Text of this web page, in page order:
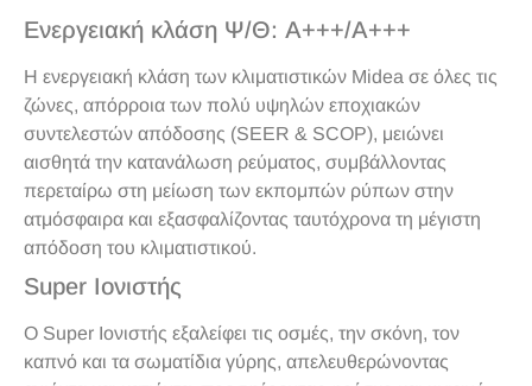
Ενεργειακή κλάση Ψ/Θ: Α+++/Α+++
Η ενεργειακή κλάση των κλιματιστικών Midea σε όλες τις
ζώνες, απόρροια των πολύ υψηλών εποχιακών
συντελεστών απόδοσης (SEER & SCOP), μειώνει
αισθητά την κατανάλωση ρεύματος, συμβάλλοντας
περεταίρω στη μείωση των εκπομπών ρύπων στην
ατμόσφαιρα και εξασφαλίζοντας ταυτόχρονα τη μέγιστη
απόδοση του κλιματιστικού.
Super Ιονιστής
Ο Super Ιονιστής εξαλείφει τις οσμές, την σκόνη, τον
καπνό και τα σωματίδια γύρης, απελευθερώνοντας